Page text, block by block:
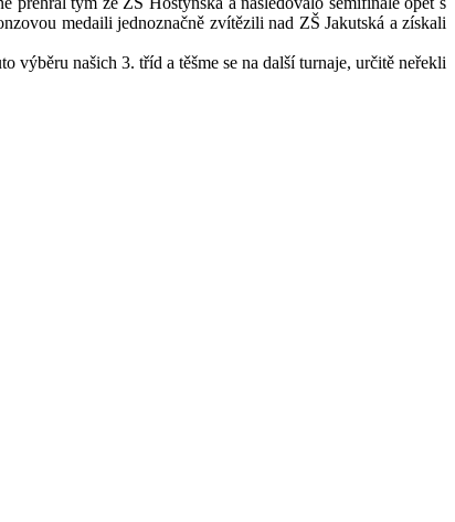
medaili jednoznačně zvítězili nad ZŠ Jakutská a získali
výběru našich 3. tříd a těšme se na další turnaje, určitě neřekli